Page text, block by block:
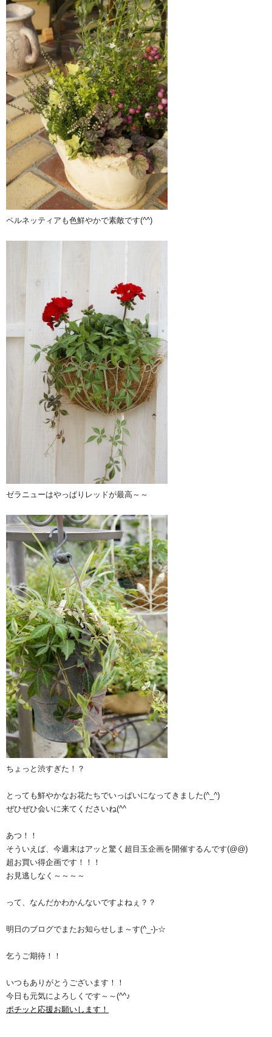
ペルネッティアも色鮮やかで素敵です(^^)
ゼラニューはやっぱりレッドが最高～～
ちょっと渋すぎた！？
とっても鮮やかなお花たちでいっぱいになってきました(^_^)
ぜひぜひ会いに来てくださいね(^^ゞ
あつ！！
そういえば、今週末はアッと驚く超目玉企画を開催するんです(@@)
超お買い得企画です！！！
お見逃しなく～～～～
って、なんだかわかんないですよねぇ？？
明日のブログでまたお知らせしま～す(^_-)-☆
乞うご期待！！
いつもありがとうございます！！
今日も元気によろしくです～～(^^♪
ポチッと応援お願いします！